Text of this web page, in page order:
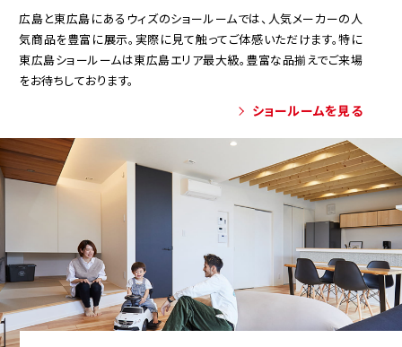
広島と東広島にあるウィズのショールームでは、人気メーカーの人
気商品を豊富に展示。実際に見て触ってご体感いただけます。特に
東広島ショールームは東広島エリア最大級。豊富な品揃えでご来場
をお待ちしております。
ショールームを見る